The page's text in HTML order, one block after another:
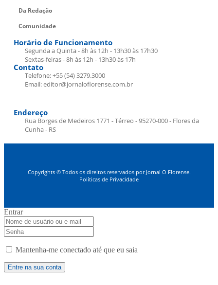
Da Redação
Comunidade
Horário de Funcionamento
Segunda a Quinta - 8h às 12h - 13h30 às 17h30
Sextas-feiras - 8h às 12h - 13h30 às 17h
Contato
Telefone: +55 (54) 3279.3000
Email: editor@jornaloflorense.com.br
Endereço
Rua Borges de Medeiros 1771 - Térreo - 95270-000 - Flores da
Cunha - RS
Copyrights © Todos os direitos reservados por Jornal O Florense.
Políticas de Privacidade
Entrar
Mantenha-me conectado até que eu saia